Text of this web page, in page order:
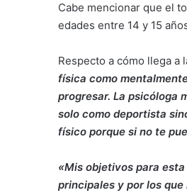
Cabe mencionar que el
edades entre 14 y 15
Respecto a cómo llega a
física como
progresar. La psicóloga
solo como deportista
físico porque si no te
«Mis objetivos para
principales y por los